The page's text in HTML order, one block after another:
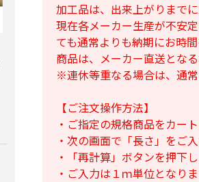
ビニールハウス補修
用テープ
PO穴あきト
幅210cm
￥16,800
加工品は、出来上がりまで
現在各メーカー生産が不安
ても通常よりも納期にお時
商品は、メーカー直送となる
※連休等重なる場合は、通常
【ご注文操作方法】
・ご指定の規格商品をカー
・次の画面で「長さ」をご
・「再計算」ボタンを押下
・ご入力は１ｍ単位となりま